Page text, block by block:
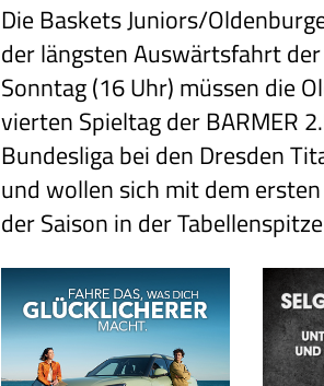
Die Baskets Juniors/
der längsten Auswärtsfahrt der
Sonntag (16 Uhr) müssen die
vierten Spieltag der BARMER
Bundesliga bei den Dresden
und wollen sich mit dem
der Saison in der